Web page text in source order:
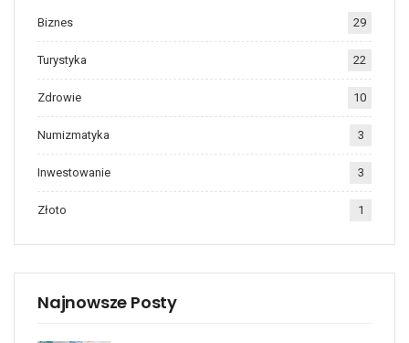
Biznes 29
Turystyka 22
Zdrowie 10
Numizmatyka 3
Inwestowanie 3
Złoto 1
Najnowsze Posty